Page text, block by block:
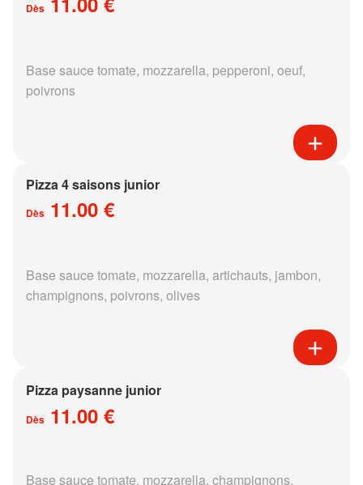
Dès
Base sauce tomate, mozzarella, pepperoni, oeuf,
poivrons
Pizza 4 saisons junior
Dès 11.00 €
Base sauce tomate, mozzarella, artichauts, jambon,
champignons, poivrons, olives
Pizza paysanne junior
Dès 11.00 €
Base sauce tomate, mozzarella, champignons,